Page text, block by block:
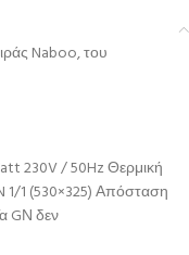
Naboo, του
230V / 50Hz Θερμική
1/1 (530×325) Απόσταση
GΝ δεν